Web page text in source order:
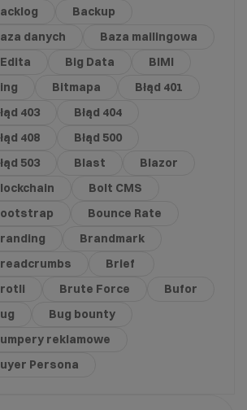
Backup
danych
Baza mailingowa
Big Data
BIMI
Bitmapa
Błąd 401
403
Błąd 404
408
Błąd 500
503
Blast
Blazor
Bolt CMS
Bounce Rate
Brandmark
Brief
Brute Force
Bufor
Bug bounty
reklamowe
Persona